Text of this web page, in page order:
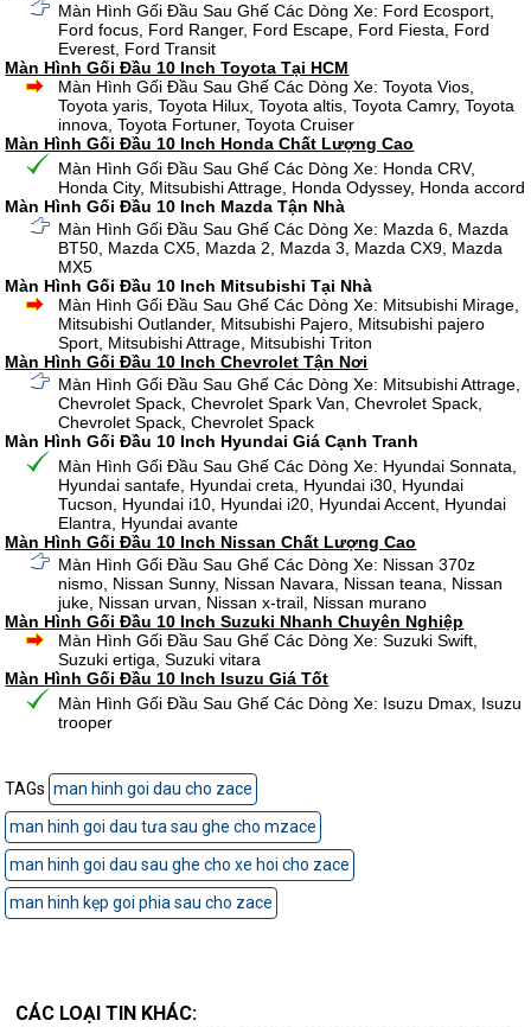
Màn Hình Gối Đầu Sau Ghế Các Dòng Xe: Ford Ecosport,
Ford focus, Ford Ranger, Ford Escape, Ford Fiesta, Ford
Everest, Ford Transit
Màn Hình Gối Đầu 10 Inch Toyota Tại HCM
Màn Hình Gối Đầu Sau Ghế Các Dòng Xe: Toyota Vios,
Toyota yaris, Toyota Hilux, Toyota altis, Toyota Camry, Toyota
innova, Toyota Fortuner, Toyota Cruiser
Màn Hình Gối Đầu 10 Inch Honda Chất Lượng Cao
Màn Hình Gối Đầu Sau Ghế Các Dòng Xe: Honda CRV,
Honda City, Mitsubishi Attrage, Honda Odyssey, Honda accord
Màn Hình Gối Đầu 10 Inch Mazda Tận Nhà
Màn Hình Gối Đầu Sau Ghế Các Dòng Xe: Mazda 6, Mazda
BT50, Mazda CX5, Mazda 2, Mazda 3, Mazda CX9, Mazda
MX5
Màn Hình Gối Đầu 10 Inch Mitsubishi Tại Nhà
Màn Hình Gối Đầu Sau Ghế Các Dòng Xe: Mitsubishi Mirage,
Mitsubishi Outlander, Mitsubishi Pajero, Mitsubishi pajero
Sport, Mitsubishi Attrage, Mitsubishi Triton
Màn Hình Gối Đầu 10 Inch Chevrolet Tận Nơi
Màn Hình Gối Đầu Sau Ghế Các Dòng Xe: Mitsubishi Attrage,
Chevrolet Spack, Chevrolet Spark Van, Chevrolet Spack,
Chevrolet Spack, Chevrolet Spack
Màn Hình Gối Đầu 10 Inch Hyundai Giá Cạnh Tranh
Màn Hình Gối Đầu Sau Ghế Các Dòng Xe: Hyundai Sonnata,
Hyundai santafe, Hyundai creta, Hyundai i30, Hyundai
Tucson, Hyundai i10, Hyundai i20, Hyundai Accent, Hyundai
Elantra, Hyundai avante
Màn Hình Gối Đầu 10 Inch Nissan Chất Lượng Cao
Màn Hình Gối Đầu Sau Ghế Các Dòng Xe: Nissan 370z
nismo, Nissan Sunny, Nissan Navara, Nissan teana, Nissan
juke, Nissan urvan, Nissan x-trail, Nissan murano
Màn Hình Gối Đầu 10 Inch Suzuki Nhanh Chuyên Nghiệp
Màn Hình Gối Đầu Sau Ghế Các Dòng Xe: Suzuki Swift,
Suzuki ertiga, Suzuki vitara
Màn Hình Gối Đầu 10 Inch Isuzu Giá Tốt
Màn Hình Gối Đầu Sau Ghế Các Dòng Xe: Isuzu Dmax, Isuzu
trooper
TAGs man hinh goi dau cho zace
man hinh goi dau tưa sau ghe cho mzace
man hinh goi dau sau ghe cho xe hoi cho zace
man hinh kẹp goi phia sau cho zace
CÁC LOẠI TIN KHÁC: